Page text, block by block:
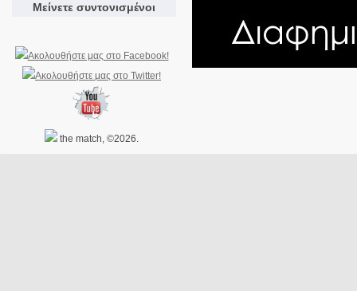
Μείνετε συντονισμένοι
the match, ©2026.